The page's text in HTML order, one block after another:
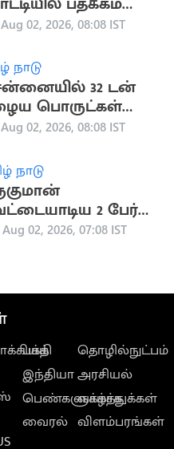
தமிழர்கள்"..
Aug 02, 2026, 08:08 IST
நாடு
32 டன்
பொருட்கள்
Aug 02, 2026, 08:08 IST
நாடு
2 பேர்
நாட்டு
Aug 02, 2026, 07:08 IST
பக்தி
இந்தியா
பெண்களுக்காக
வைரல்
தொழில்நுட்பம்
அரசியல்
வாழ்த்துக்கள்
விளம்பரங்கள்